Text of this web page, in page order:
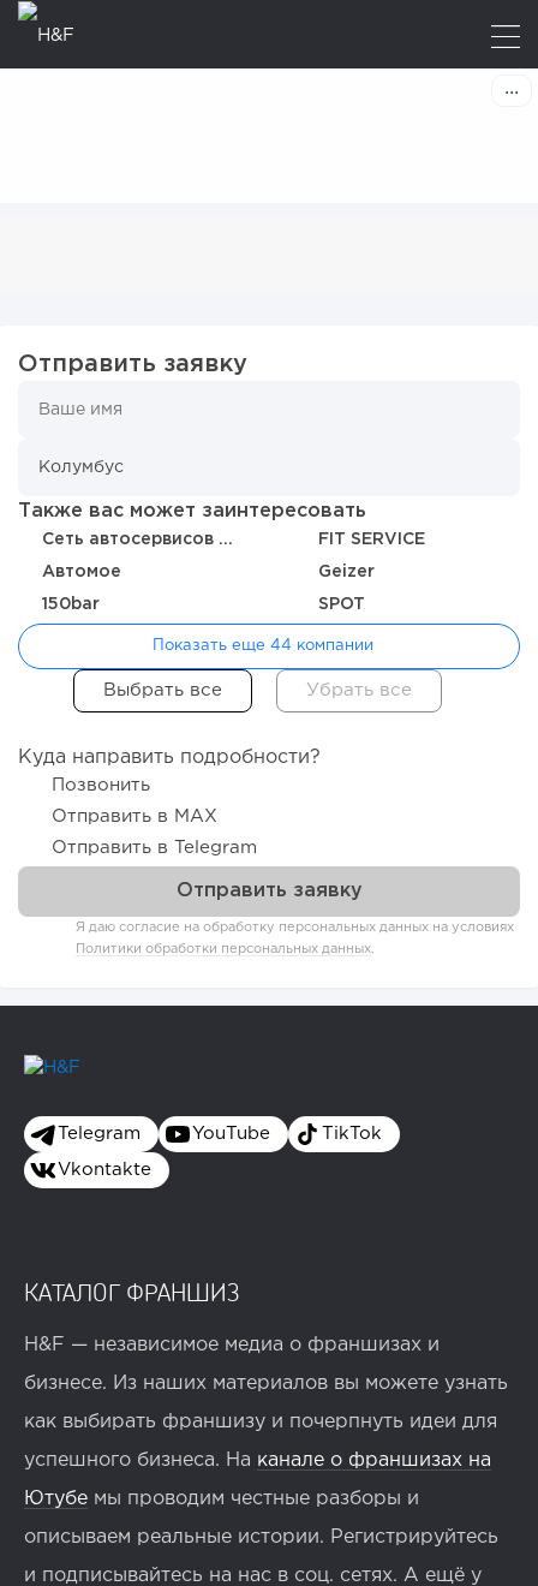
Отправить заявку
Также вас может заинтересовать
Сеть автосервисов REAKTOR FIT SERVICE
Автомое Geizer
150bar SPOT
Показать еще 44 компании
Куда направить подробности?
Позвонить
Отправить в MAX
Отправить в Telegram
Я даю согласие на обработку персональных данных на условиях
Политики обработки персональных данных.
Telegram YouTube TikTok
Vkontakte
КАТАЛОГ ФРАНШИЗ
H&F — независимое медиа о франшизах и
бизнесе. Из наших материалов вы можете узнать
как выбирать франшизу и почерпнуть идеи для
успешного бизнеса. На канале о франшизах на
Ютубе мы проводим честные разборы и
описываем реальные истории. Регистрируйтесь
и подписывайтесь на нас в соц. сетях. А ещё у